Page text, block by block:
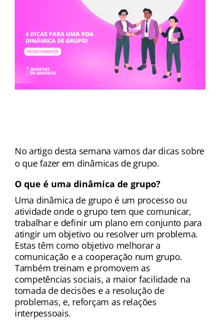
No artigo desta semana vamos dar dicas sobre
o que fazer em dinâmicas de grupo.
O que é uma dinâmica de grupo?
Uma dinâmica de grupo é um processo ou
atividade onde o grupo tem que comunicar,
trabalhar e definir um plano em conjunto para
atingir um objetivo ou resolver um problema.
Estas têm como objetivo melhorar a
comunicação e a cooperação num grupo.
Também treinam e promovem as
competências sociais, a maior facilidade na
tomada de decisões e a resolução de
problemas, e, reforçam as relações
interpessoais.